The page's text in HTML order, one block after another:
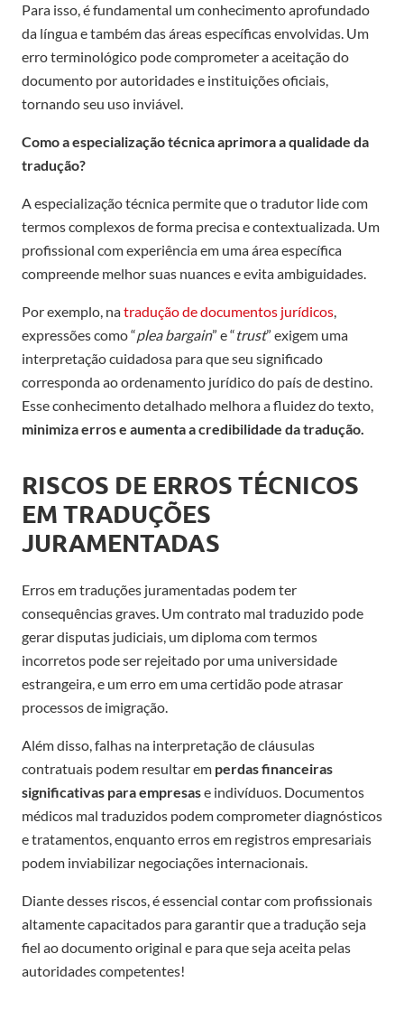
Para isso, é fundamental um conhecimento aprofundado
da língua e também das áreas específicas envolvidas. Um
erro terminológico pode comprometer a aceitação do
documento por autoridades e instituições oficiais,
tornando seu uso inviável.
Como a especialização técnica aprimora a qualidade da
tradução?
A especialização técnica permite que o tradutor lide com
termos complexos de forma precisa e contextualizada. Um
profissional com experiência em uma área específica
compreende melhor suas nuances e evita ambiguidades.
Por exemplo, natradução de documentos jurídicos,
expressões como “plea bargain” e “trust” exigem uma
interpretação cuidadosa para que seu significado
corresponda ao ordenamento jurídico do país de destino.
Esse conhecimento detalhado melhora a fluidez do texto,
minimiza erros e aumenta a credibilidade da tradução.
RISCOS DE ERROS TÉCNICOS
EM TRADUÇÕES
JURAMENTADAS
Erros em traduções juramentadas podem ter
consequências graves. Um contrato mal traduzido pode
gerar disputas judiciais, um diploma com termos
incorretos pode ser rejeitado por uma universidade
estrangeira, e um erro em uma certidão pode atrasar
processos de imigração.
Além disso, falhas na interpretação de cláusulas
contratuais podem resultar em perdas financeiras
significativas para empresase indivíduos. Documentos
médicos mal traduzidos podem comprometer diagnósticos
e tratamentos, enquanto erros em registros empresariais
podem inviabilizar negociações internacionais.
Diante desses riscos, é essencial contar com profissionais
altamente capacitados para garantir que a tradução seja
fiel ao documento original e para que seja aceita pelas
autoridades competentes!